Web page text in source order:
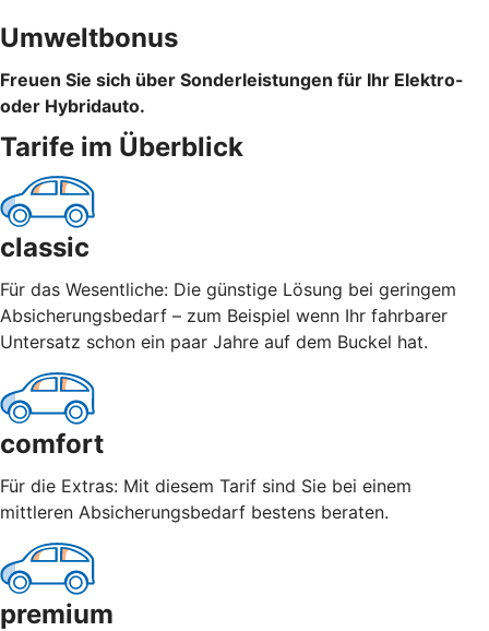
Umweltbonus
Freuen Sie sich über Sonderleistungen für Ihr Elektro-
oder Hybridauto.
Tarife im Überblick
classic
Für das Wesentliche: Die günstige Lösung bei geringem
Absicherungsbedarf – zum Beispiel wenn Ihr fahrbarer
Untersatz schon ein paar Jahre auf dem Buckel hat.
comfort
Für die Extras: Mit diesem Tarif sind Sie bei einem
mittleren Absicherungsbedarf bestens beraten.
premium